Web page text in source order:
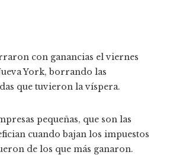
con ganancias el viernes
York, borrando las
que tuvieron la víspera.
pequeñas, que son las
cuando bajan los impuestos
de los que más ganaron.